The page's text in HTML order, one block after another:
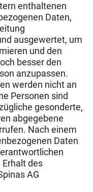
enthaltenen
Daten,
ausgewertet, um
und den
besser den
anzupassen.
werden nicht an
Personen sind
gesonderte,
abgegebene
Nach einem
Daten
des
AG